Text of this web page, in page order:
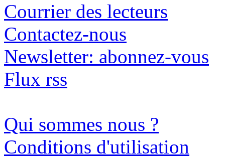
Courrier des lecteurs
Contactez-nous
Newsletter: abonnez-vous
Flux rss
Qui sommes nous ?
Conditions d'utilisation